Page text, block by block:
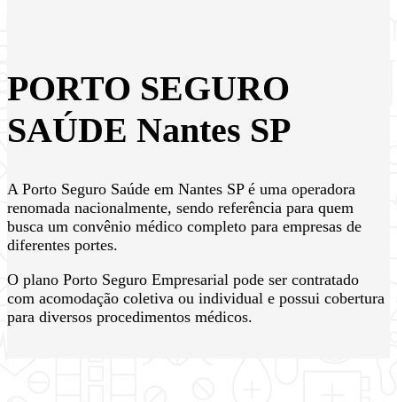
PORTO SEGURO
SAÚDE Nantes SP
A Porto Seguro Saúde em Nantes SP é uma operadora
renomada nacionalmente, sendo referência para quem
busca um convênio médico completo para empresas de
diferentes portes.
O plano Porto Seguro Empresarial pode ser contratado
com acomodação coletiva ou individual e possui cobertura
para diversos procedimentos médicos.